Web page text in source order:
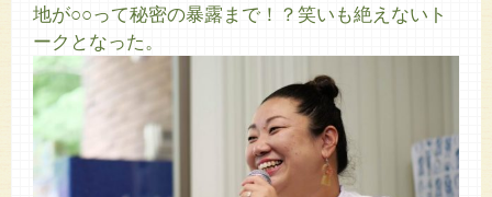
地が○○って秘密の暴露まで！？笑いも絶えないト
ークとなった。